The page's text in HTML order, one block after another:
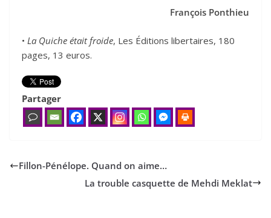
François Ponthieu
• La Quiche était froide, Les Éditions libertaires, 180
pages, 13 euros.
Partager
Fillon-Pénélope. Quand on aime…
La trouble casquette de Mehdi Meklat